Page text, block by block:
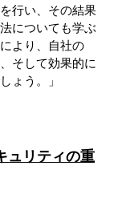
行い、その結果
についても学ぶ
より、自社の
そして効果的に
ょう。」
ュリティの重